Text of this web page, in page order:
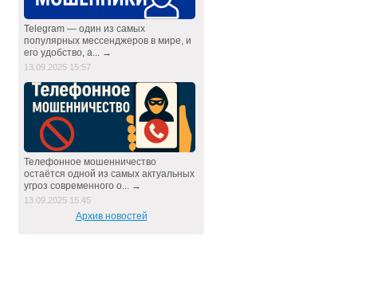
Telegram — один из самых
популярных мессенджеров в мире, и
его удобство, а... →
13.09.2025 15:57
Телефонное мошенничество
остаётся одной из самых актуальных
угроз современного о... →
13.09.2025 15:45
Архив новостей